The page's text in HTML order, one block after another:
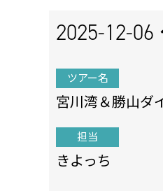
2025-12-06
ツアー名
宮川湾＆勝山ダ
担当
きよっち